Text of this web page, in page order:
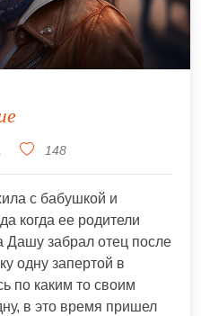
148
с бабушкой и
когда ее родители
Дашу забрал отец после
одну запертой в
по каким то своим
в это время пришел